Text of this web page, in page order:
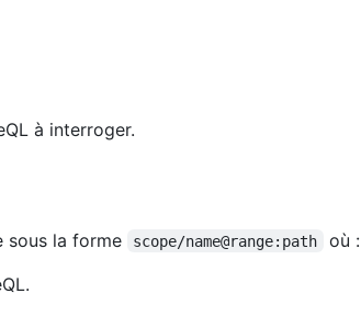
à interroger.
sous la forme scope/name@range:path où :